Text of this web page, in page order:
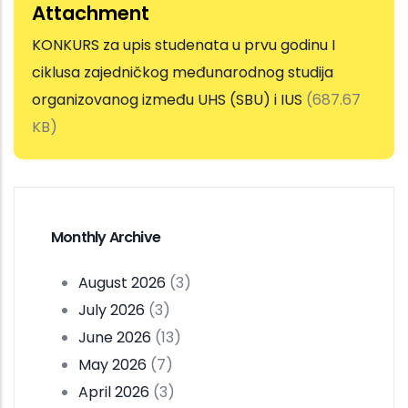
Attachment
KONKURS za upis studenata u prvu godinu I
ciklusa zajedničkog međunarodnog studija
organizovanog između UHS (SBU) i IUS (687.67
KB)
Monthly Archive
August 2026 (3)
July 2026 (3)
June 2026 (13)
May 2026 (7)
April 2026 (3)